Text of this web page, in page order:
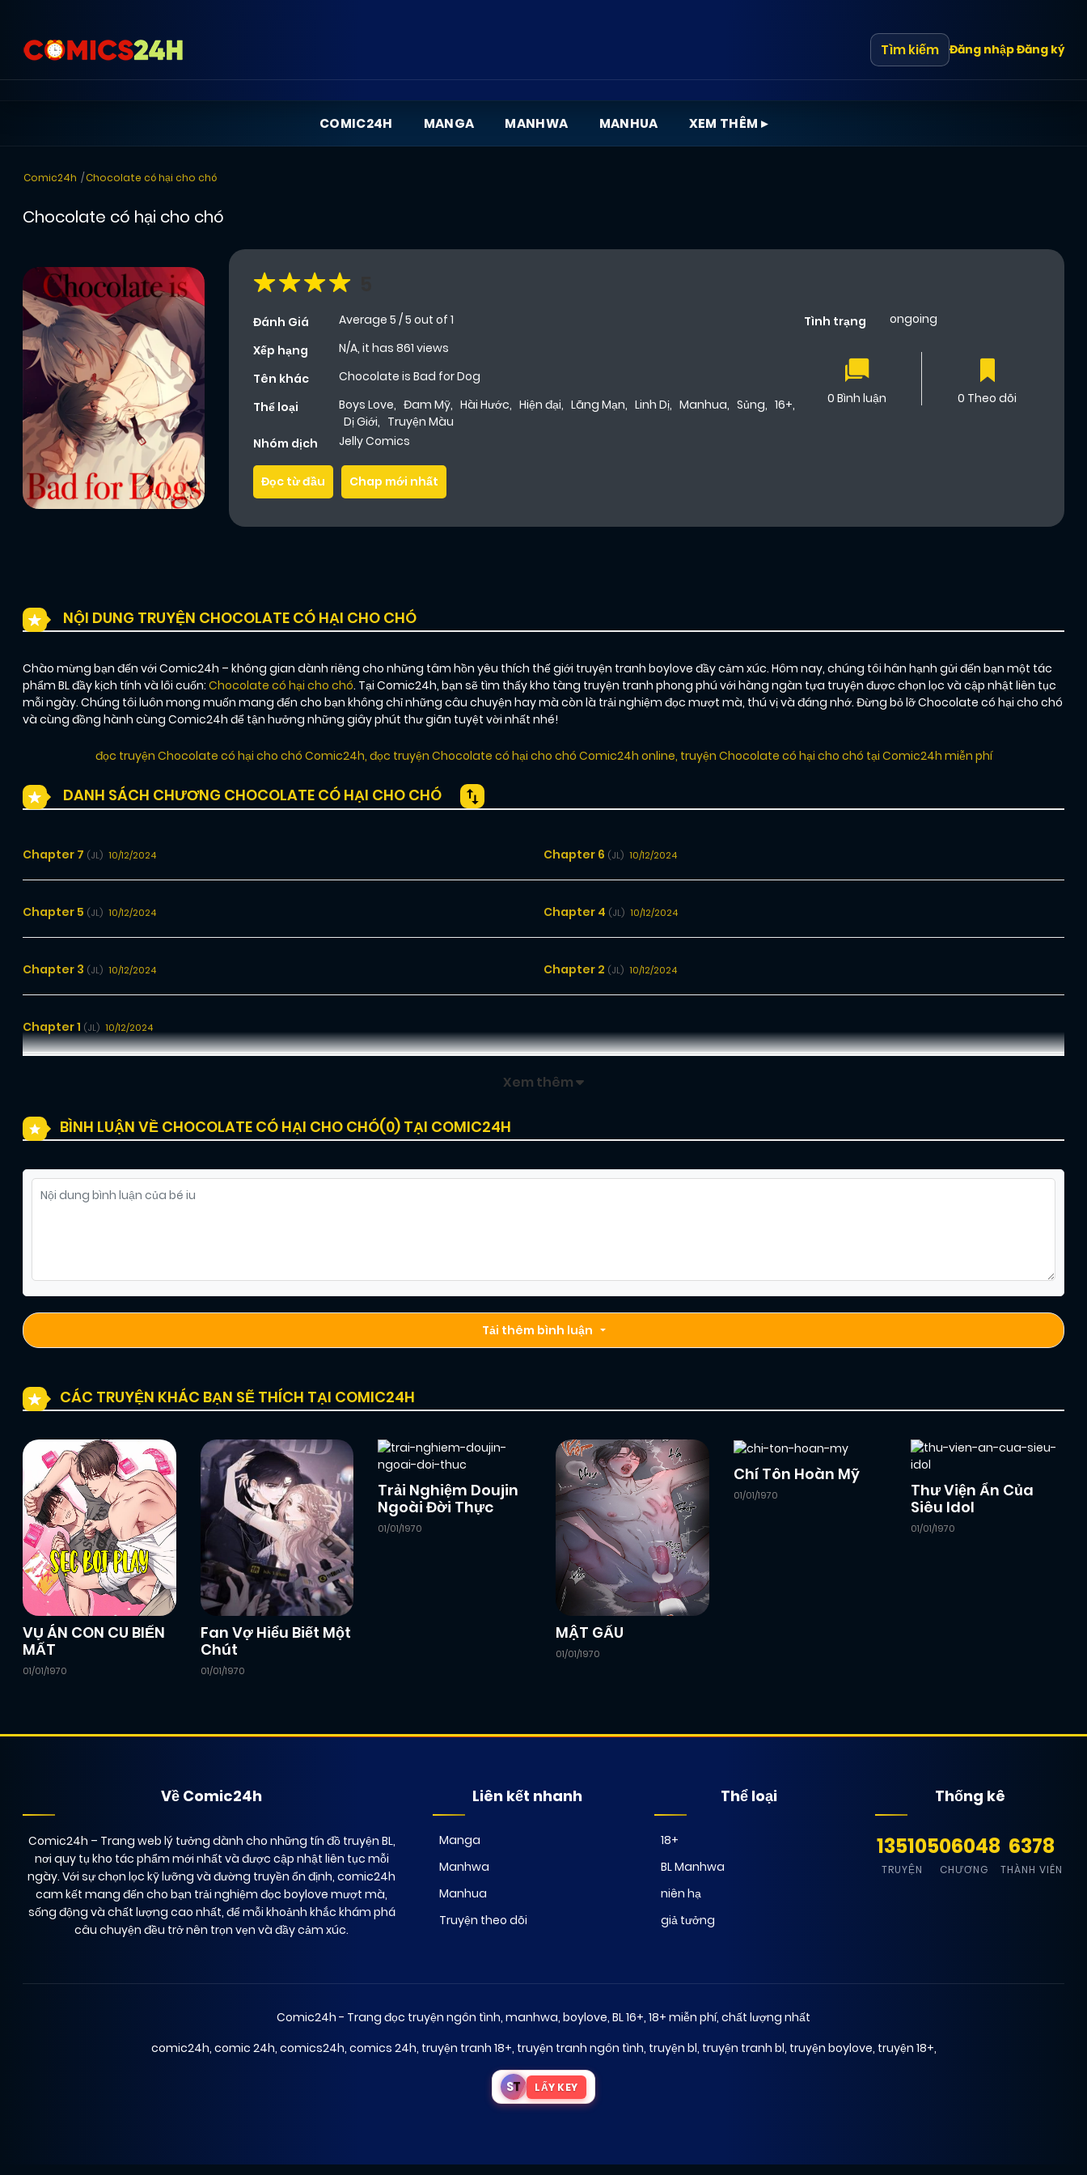
Tìm kiếm Đăng nhậpĐăng ký
COMIC24H MANGA MANHWA MANHUA XEM THÊM ▸
Comic24h Chocolate có hại cho chó
Chocolate có hại cho chó
Đánh Giá Average 5 /5 out of 1
Xếp hạng
N/A, it has 861 views
Tên khác
Chocolate is Bad for Dog
Thể loại
Boys Love, Đam Mỹ, Hài Hước, Hiện đại, Lãng Mạn, Linh Dị, Manhua, Sủng, 16+,
Dị Giới, Truyện Màu
Nhóm dịch
Jelly Comics
Tình trạng ongoing
0 Bình luận 0 Theo dõi
Đọc từ đầu Chap mới nhất
NỘI DUNG TRUYỆN CHOCOLATE CÓ HẠI CHO CHÓ
Chào mừng bạn đến với Comic24h – không gian dành riêng cho những tâm hồn yêu thích thế giới truyện tranh boylove đầy cảm xúc. Hôm nay, chúng tôi hân hạnh gửi đến bạn một tác
phẩm BL đầy kịch tính và lôi cuốn: Chocolate có hại cho chó. Tại Comic24h, bạn sẽ tìm thấy kho tàng truyện tranh phong phú với hàng ngàn tựa truyện được chọn lọc và cập nhật liên tục
mỗi ngày. Chúng tôi luôn mong muốn mang đến cho bạn không chỉ những câu chuyện hay mà còn là trải nghiệm đọc mượt mà, thú vị và đáng nhớ. Đừng bỏ lỡ Chocolate có hại cho chó
và cùng đồng hành cùng Comic24h để tận hưởng những giây phút thư giãn tuyệt vời nhất nhé!
đọc truyện Chocolate có hại cho chó Comic24h, đọc truyện Chocolate có hại cho chó Comic24h online, truyện Chocolate có hại cho chó tại Comic24h miễn phí
DANH SÁCH CHƯƠNG CHOCOLATE CÓ HẠI CHO CHÓ
Chapter 7 (JL) 10/12/2024 Chapter 6 (JL) 10/12/2024
Chapter 5 (JL) 10/12/2024 Chapter 4 (JL) 10/12/2024
Chapter 3 (JL) 10/12/2024 Chapter 2 (JL) 10/12/2024
Chapter 1 (JL) 10/12/2024
Xem thêm
BÌNH LUẬN VỀ CHOCOLATE CÓ HẠI CHO CHÓ(0) TẠI COMIC24H
Tải thêm bình luận
CÁC TRUYỆN KHÁC BẠN SẼ THÍCH TẠI COMIC24H
VỤ ÁN CON CU BIẾN
MẤT
01/01/1970
Fan Vợ Hiểu Biết Một
Chút
01/01/1970
Trải Nghiệm Doujin
Ngoài Đời Thực
01/01/1970
MẬT GẤU
01/01/1970
Chí Tôn Hoàn Mỹ
01/01/1970
Thư Viện Ẩn Của
Siêu Idol
01/01/1970
Về Comic24h
Comic24h – Trang web lý tưởng dành cho những tín đồ truyện BL,
nơi quy tụ kho tác phẩm mới nhất và được cập nhật liên tục mỗi
ngày. Với sự chọn lọc kỹ lưỡng và đường truyền ổn định, comic24h
cam kết mang đến cho bạn trải nghiệm đọc boylove mượt mà,
sống động và chất lượng cao nhất, để mỗi khoảnh khắc khám phá
câu chuyện đều trở nên trọn vẹn và đầy cảm xúc.
Liên kết nhanh
Manga
Manhwa
Manhua
Truyện theo dõi
Thể loại
18+
BL Manhwa
niên hạ
giả tưởng
Thống kê
13510
TRUYỆN
506048
CHƯƠNG
6378
THÀNH VIÊN
Comic24h - Trang đọc truyện ngôn tình, manhwa, boylove, BL 16+, 18+ miễn phí, chất lượng nhất
comic24h, comic 24h, comics24h, comics 24h, truyện tranh 18+, truyện tranh ngôn tình, truyện bl, truyện tranh bl, truyện boylove, truyện 18+,
ST LẤY KEY
₪